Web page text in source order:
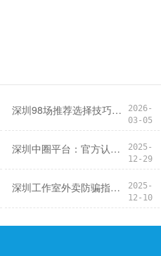
深圳98场推荐选择技巧指南
2026-
03-05
深圳中圈平台：官方认证，安全有保障_8
2025-
12-29
深圳工作室外卖防骗指南：识别虚假信息技巧
2025-
12-10